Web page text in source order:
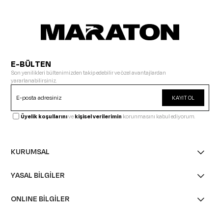
E-BÜLTEN
Son yenilikleri bültenimizden takip edebilir ve özel avantajlardan
yararlanabilirsiniz.
KAYIT OL
Üyelik koşullarınıvekişisel verilerimin korunmasını kabul ediyorum.
KURUMSAL
YASAL BİLGİLER
ONLINE BİLGİLER